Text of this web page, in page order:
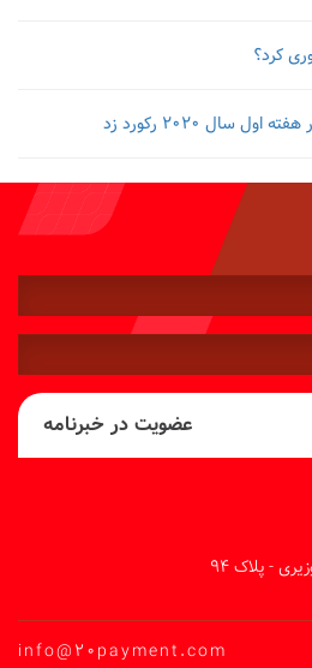
کرد؟
2020 رکورد زد
عضویت در خبرنامه
- پلاک 94
info@20payment.com